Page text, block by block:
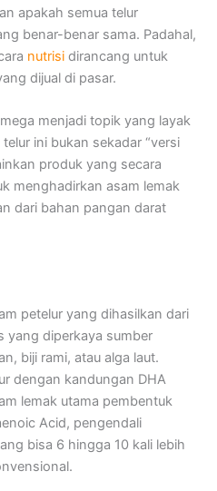
apakah semua telur
benar-benar sama. Padahal,
nutrisi dirancang untuk
dijual di pasar.
menjadi topik yang layak
ini bukan sekadar “versi
produk yang secara
menghadirkan asam lemak
dari bahan pangan darat
petelur yang dihasilkan dari
yang diperkaya sumber
biji rami, atau alga laut.
dengan kandungan DHA
lemak utama pembentuk
Acid, pengendali
bisa 6 hingga 10 kali lebih